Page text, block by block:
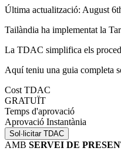
Última actualització: August
Tailàndia ha implementat la
La TDAC simplifica els
Aquí teniu una guia completa
Cost TDAC
GRATUÏT
Temps d'aprovació
Aprovació Instantània
Sol·licitar TDAC
AMB SERVEI DE